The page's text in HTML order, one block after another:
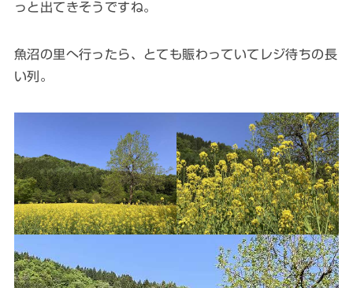
っと出てきそうですね。
魚沼の里へ行ったら、とても賑わっていてレジ待ちの長
い列。